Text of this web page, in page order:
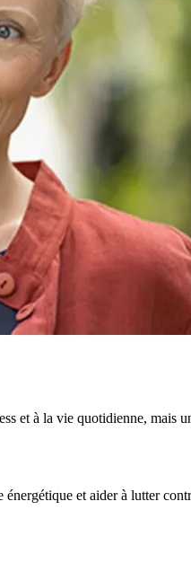
et à la vie quotidienne, mais
et aider à lutter